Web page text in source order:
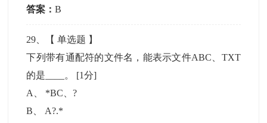
答案：B
29 、【单选题 】
下列带有通配符的文件名，能表示文件ABC、TXT
的是____。 [1分]
A
*BC、?
B
A?.*